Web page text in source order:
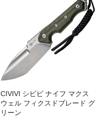
CIVIVI シビビ ナイフ マクス
ウェル フィクスドブレード グ
リーン